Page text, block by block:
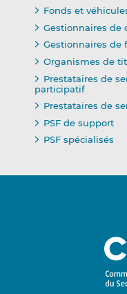
Fonds et
Gestionnaires de
Gestionnaires de
Organismes de
Prestataires de
participatif
Prestataires de
PSF de support
PSF spécialisés